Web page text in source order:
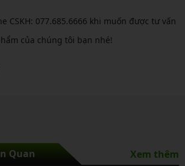
CSKH: 077.685.6666 khi muốn được tư vấn
của chúng tôi bạn nhé!
Quan Xem thêm